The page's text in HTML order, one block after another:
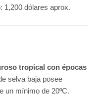
1,200 dólares aprox.
tropical con épocas
selva baja posee
un mínimo de 20ºC.